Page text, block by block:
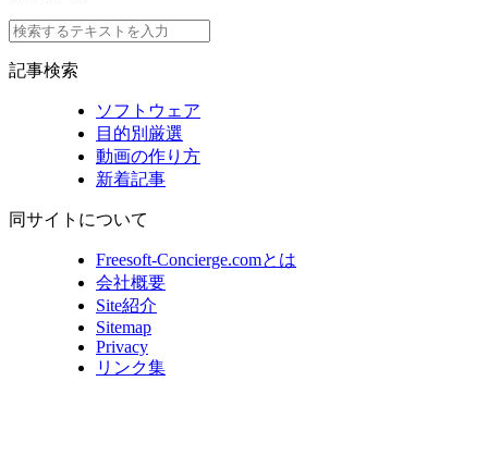
記事検索
ソフトウェア
目的別厳選
動画の作り方
新着記事
同サイトについて
Freesoft-Concierge.comとは
会社概要
Site紹介
Sitemap
Privacy
リンク集